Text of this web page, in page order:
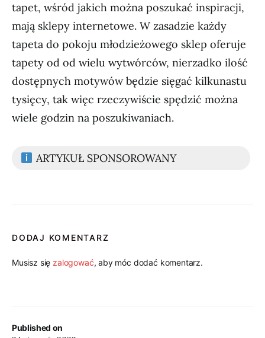
Published on
tapet, wśród jakich można poszukać inspiracji,
mają sklepy internetowe. W zasadzie każdy
tapeta do pokoju młodzieżowego sklep oferuje
tapety od od wielu wytwórców, nierzadko ilość
dostępnych motywów będzie sięgać kilkunastu
tysięcy, tak więc rzeczywiście spędzić można
wiele godzin na poszukiwaniach.
ARTYKUŁ SPONSOROWANY
DODAJ KOMENTARZ
Musisz się zalogować, aby móc dodać komentarz.